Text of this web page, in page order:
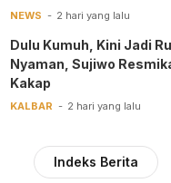
NEWS 2 hari yang lalu
Dulu Kumuh, Kini Jadi
Nyaman, Sujiwo
Kakap
KALBAR 2 hari yang lalu
Indeks Berita